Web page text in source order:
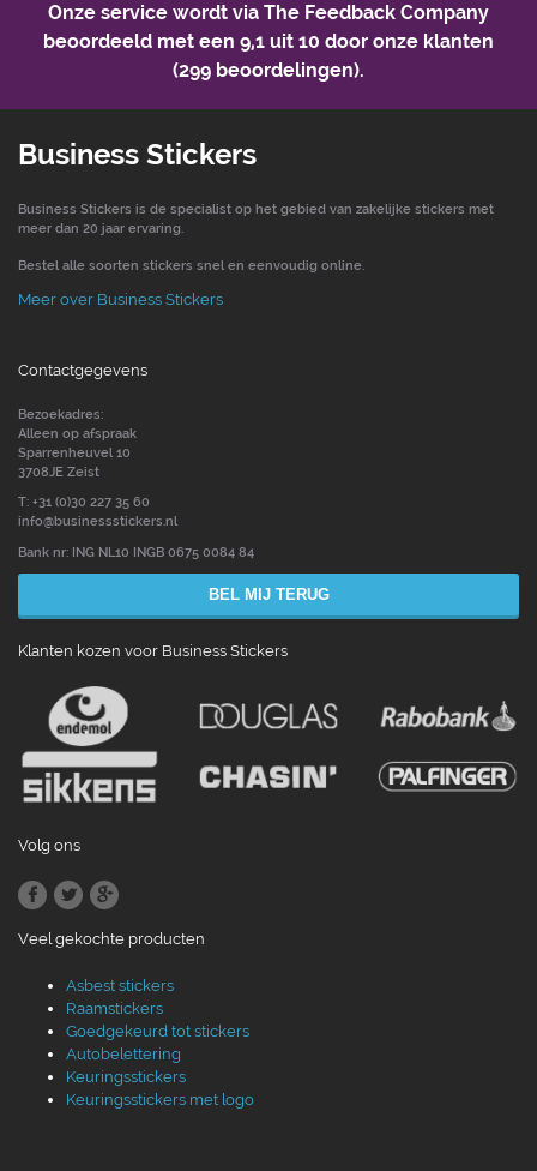
Onze service wordt via The Feedback Company
beoordeeld met een 9,1 uit 10 door onze klanten
(299 beoordelingen).
Business Stickers
Business Stickers is de specialist op het gebied van zakelijke stickers met
meer dan 20 jaar ervaring.
Bestel alle soorten stickers snel en eenvoudig online.
Meer over Business Stickers
Contactgegevens
Bezoekadres:
Alleen op afspraak
Sparrenheuvel 10
3708JE Zeist
T: +31 (0)30 227 35 60
info@businessstickers.nl
Bank nr: ING NL10 INGB 0675 0084 84
BEL MIJ TERUG
Klanten kozen voor Business Stickers
Volg ons
Veel gekochte producten
Asbest stickers
Raamstickers
Goedgekeurd tot stickers
Autobelettering
Keuringsstickers
Keuringsstickers met logo